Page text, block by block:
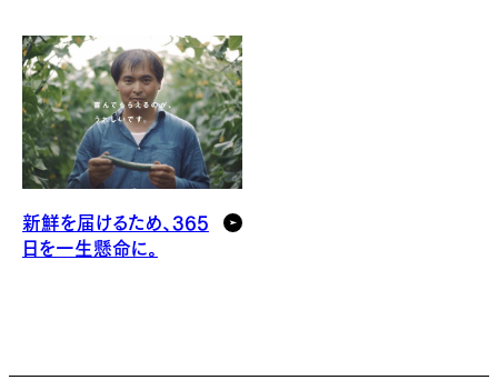
新鮮を届けるため、365
日を一生懸命に。